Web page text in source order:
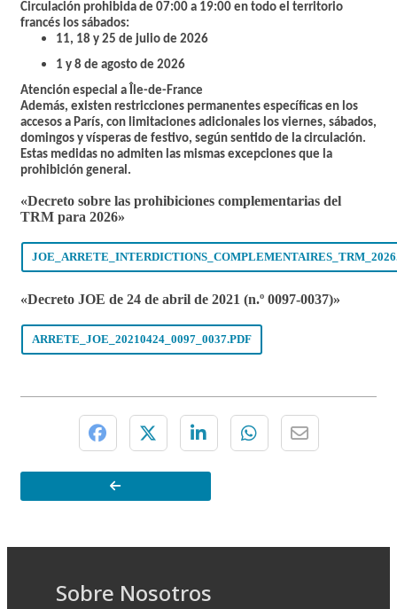
Circulación prohibida de 07:00 a 19:00 en todo el territorio
francés los sábados:
11, 18 y 25 de julio de 2026
1 y 8 de agosto de 2026
Atención especial a Île-de-France
Además, existen restricciones permanentes específicas en los
accesos a París, con limitaciones adicionales los viernes, sábados,
domingos y vísperas de festivo, según sentido de la circulación.
Estas medidas no admiten las mismas excepciones que la
prohibición general.
«Decreto sobre las prohibiciones complementarias del
TRM para 2026»
«Decreto JOE de 24 de abril de 2021 (n.º 0097-0037)»
ARRETE_JOE_20210424_0097_0037.PDF
Sobre Nosotros